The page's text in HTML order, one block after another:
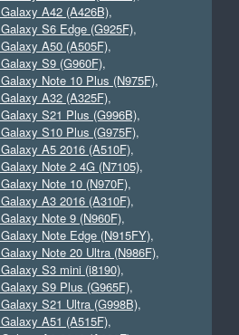
A42 (A426B),
S6 Edge (G925F),
A50 (A505F),
S9 (G960F),
Note 10 Plus (N975F),
A32 (A325F),
S21 Plus (G996B),
S10 Plus (G975F),
A5 2016 (A510F),
Note 2 4G (N7105),
Note 10 (N970F),
A3 2016 (A310F),
Note 9 (N960F),
Note Edge (N915FY),
Note 20 Ultra (N986F),
S3 mini (i8190),
S9 Plus (G965F),
S21 Ultra (G998B),
A51 (A515F),